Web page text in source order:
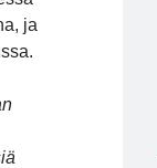
ja